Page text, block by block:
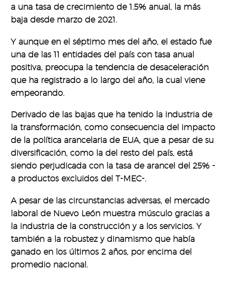
a una tasa de crecimiento de 1.5% anual, la más
baja desde marzo de 2021.
Y aunque en el séptimo mes del año, el estado fue
una de las 11 entidades del país con tasa anual
positiva, preocupa la tendencia de desaceleración
que ha registrado a lo largo del año, la cual viene
empeorando.
Derivado de las bajas que ha tenido la industria de
la transformación, como consecuencia del impacto
de la política arancelaria de EUA, que a pesar de su
diversificación, como la del resto del país, está
siendo perjudicada con la tasa de arancel del 25% -
a productos excluidos del T-MEC-.
A pesar de las circunstancias adversas, el mercado
laboral de Nuevo León muestra músculo gracias a
la industria de la construcción y a los servicios. Y
también a la robustez y dinamismo que había
ganado en los últimos 2 años, por encima del
promedio nacional.